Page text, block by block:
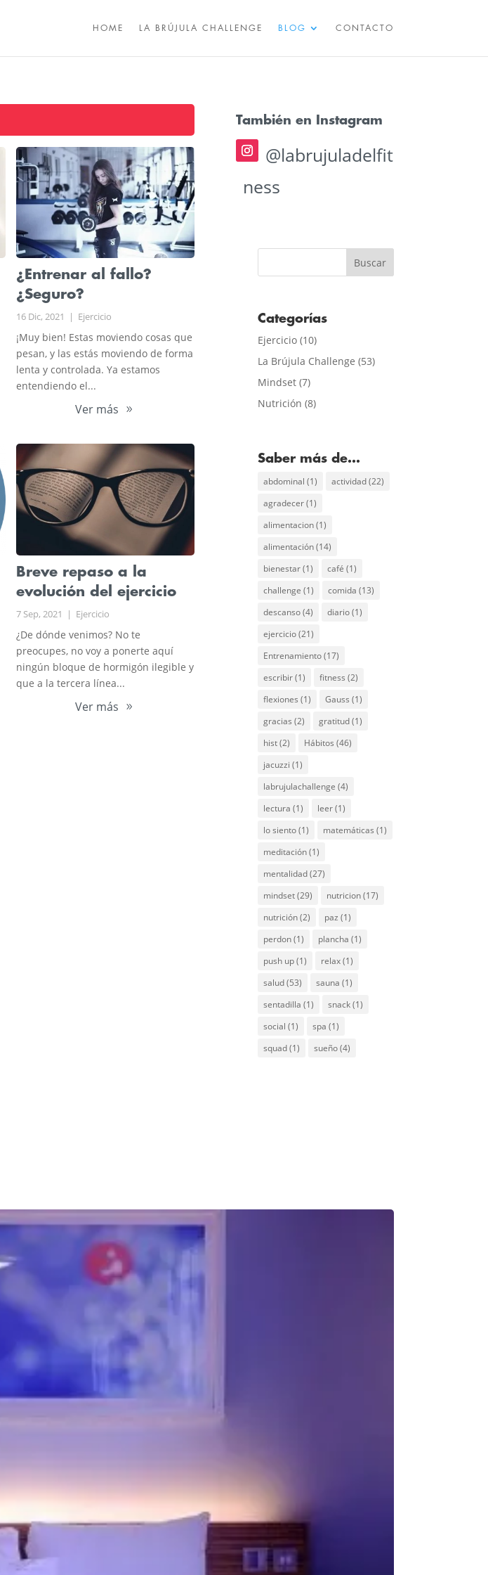
HOME LA BRÚJULA CHALLENGE BLOG CONTACTO
¿Entrenar al fallo?
¿Seguro?
16 Dic, 2021 | Ejercicio
¡Muy bien! Estas moviendo cosas que
pesan, y las estás moviendo de forma
lenta y controlada. Ya estamos
entendiendo el...
Ver más
Breve repaso a la
evolución del ejercicio
7 Sep, 2021 | Ejercicio
¿De dónde venimos? No te
preocupes, no voy a ponerte aquí
ningún bloque de hormigón ilegible y
que a la tercera línea...
Ver más
También en Instagram
@labrujuladelfit
ness
Buscar
Categorías
Ejercicio (10)
La Brújula Challenge (53)
Mindset (7)
Nutrición (8)
Saber más de…
abdominal (1) actividad(22)
agradecer(1)
alimentacion(1)
alimentación(14)
bienestar(1) café (1)
challenge (1) comida (13)
descanso(4) diario(1)
ejercicio(21)
Entrenamiento(17)
escribir(1) fitness (2)
flexiones (1) Gauss (1)
gracias (2) gratitud(1)
hist(2) Hábitos (46)
jacuzzi (1)
labrujulachallenge (4)
lectura (1) leer(1)
lo siento(1) matemáticas (1)
meditación(1)
mentalidad(27)
mindset(29) nutricion(17)
nutrición(2) paz (1)
perdon(1) plancha (1)
push up(1) relax(1)
salud(53) sauna (1)
sentadilla (1) snack(1)
social (1) spa (1)
squad(1) sueño(4)